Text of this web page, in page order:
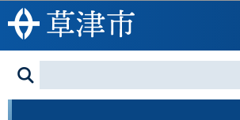
このページの本文へ移動